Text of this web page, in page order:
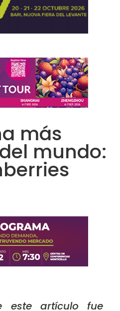
más
mundo:
este artículo fue